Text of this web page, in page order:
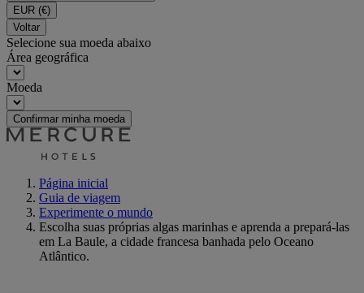
EUR (€)
Voltar
Selecione sua moeda abaixo
Área geográfica
Moeda
Confirmar minha moeda
Página inicial
Guia de viagem
Experimente o mundo
Escolha suas próprias algas marinhas e aprenda a prepará-las
em La Baule, a cidade francesa banhada pelo Oceano
Atlântico.